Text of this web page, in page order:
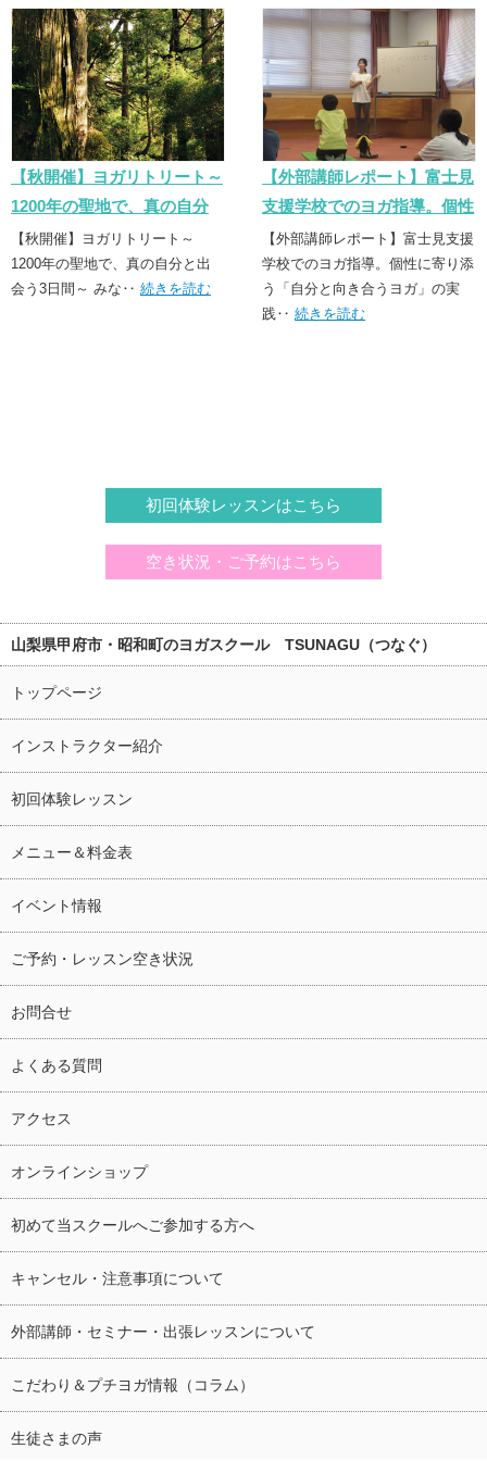
【秋開催】ヨガリトリート～
1200年の聖地で、真の自分
と出会う3日間～
【秋開催】ヨガリトリート～
1200年の聖地で、真の自分と出
会う3日間～ みな‥ 続きを読む
【外部講師レポート】富士見
支援学校でのヨガ指導。個性
に寄り添う「誠実なヨガ」の
実践
【外部講師レポート】富士見支援
学校でのヨガ指導。個性に寄り添
う「自分と向き合うヨガ」の実
践‥続きを読む
初回体験レッスンはこちら
空き状況・ご予約はこちら
山梨県甲府市・昭和町のヨガスクール TSUNAGU（つなぐ）
トップページ
インストラクター紹介
初回体験レッスン
メニュー＆料金表
イベント情報
ご予約・レッスン空き状況
お問合せ
よくある質問
アクセス
オンラインショップ
初めて当スクールへご参加する方へ
キャンセル・注意事項について
外部講師・セミナー・出張レッスンについて
こだわり＆プチヨガ情報（コラム）
生徒さまの声